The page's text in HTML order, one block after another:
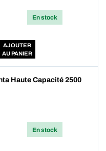
En stock
AJOUTER
AU PANIER
Haute Capacité 2500
En stock